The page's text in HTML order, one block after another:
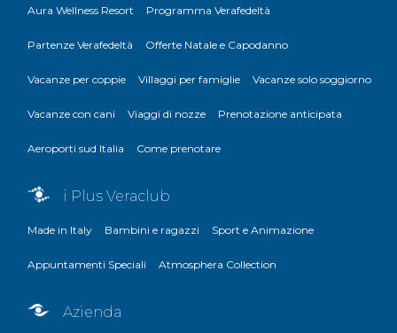
Aura Wellness Resort Programma Verafedeltà
Partenze Verafedeltà Offerte Natale e Capodanno
Vacanze per coppie Villaggi per famiglie Vacanze solo soggiorno
Vacanze con cani Viaggi di nozze Prenotazione anticipata
Aeroporti sud Italia Come prenotare
i Plus Veraclub
Made in Italy Bambini e ragazzi Sport e Animazione
Appuntamenti Speciali Atmosphera Collection
Azienda